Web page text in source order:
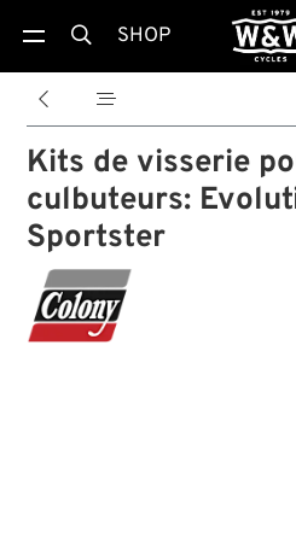
 SHOP
 
Kits de visserie
culbuteurs:
Sportster